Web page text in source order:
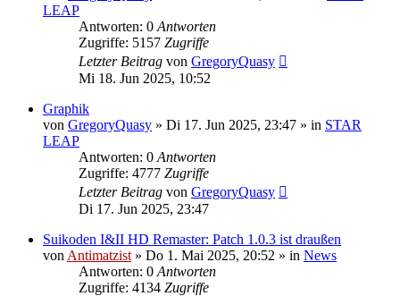
LEAP
Antworten: 0 Antworten
Zugriffe: 5157 Zugriffe
Letzter Beitrag von GregoryQuasy
Mi 18. Jun 2025, 10:52
Graphik
von GregoryQuasy » Di 17. Jun 2025, 23:47 » in STAR
LEAP
Antworten: 0 Antworten
Zugriffe: 4777 Zugriffe
Letzter Beitrag von GregoryQuasy
Di 17. Jun 2025, 23:47
Suikoden I&II HD Remaster: Patch 1.0.3 ist draußen
von Antimatzist » Do 1. Mai 2025, 20:52 » in News
Antworten: 0 Antworten
Zugriffe: 4134 Zugriffe